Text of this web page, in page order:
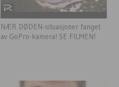
NÆR DØDEN-situasjoner fanget
av GoPro-kamera! SE FILMEN!